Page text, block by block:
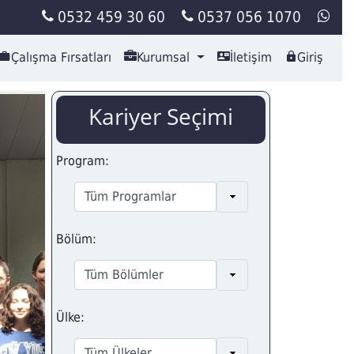
0532 459 30 60 0537 056 1070
Çalışma Fırsatları Kurumsal İletişim Giriş
Kariyer Seçimi
Program:
Bölüm:
Ülke: